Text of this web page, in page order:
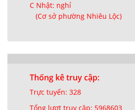
C Nhật: nghỉ
(Cơ sở phường Nhiêu Lộc)
Thống kê truy cập:
Trực tuyến: 328
Tổng lượt truy cập: 5968603